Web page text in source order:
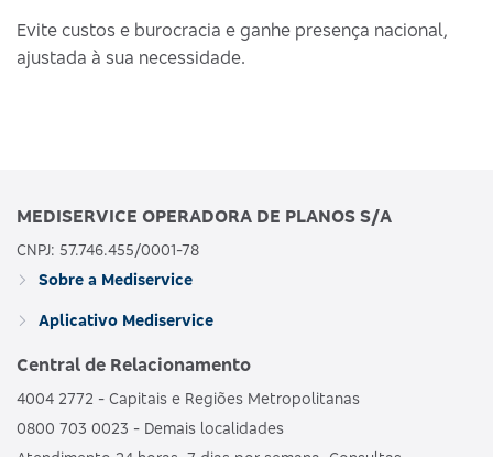
Evite custos e burocracia e ganhe presença nacional,
ajustada à sua necessidade.
MEDISERVICE OPERADORA DE PLANOS S/A
CNPJ: 57.746.455/0001-78
Sobre a Mediservice
Aplicativo Mediservice
Central de Relacionamento
4004 2772 - Capitais e Regiões Metropolitanas
0800 703 0023 - Demais localidades